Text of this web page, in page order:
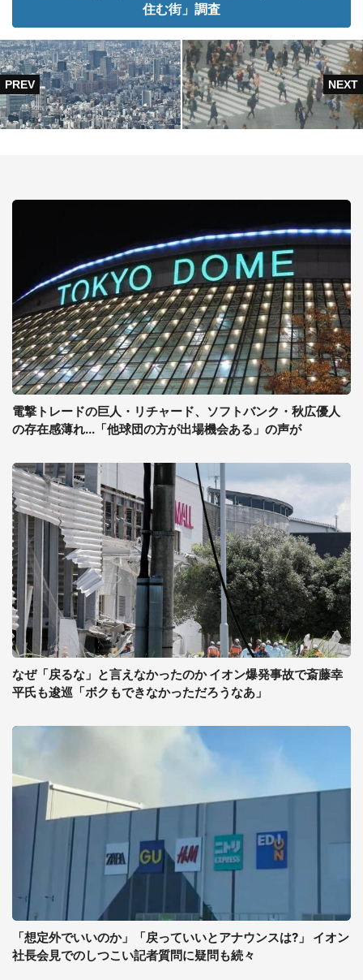
住む街」調査
電撃トレードの巨人・リチャード、ソフトバンク・秋広優人
の存在感薄れ...「他球団の方が出場機会ある」の声が
なぜ「戻るな」と言えなかったのか イオン爆発事故で斎藤幸
平氏も逡巡「ボクもできなかっただろうなあ」
「想定外でいいのか」「戻っていいとアナウンスは?」 イオン
社長会見でのしつこい記者質問に疑問も続々